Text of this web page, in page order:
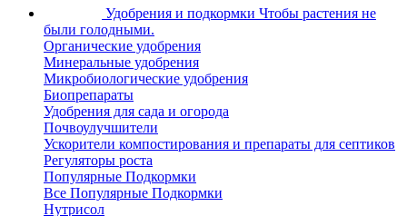
Удобрения и подкормки Чтобы растения не
были голодными.
Органические удобрения
Минеральные удобрения
Микробиологические удобрения
Биопрепараты
Удобрения для сада и огорода
Почвоулучшители
Ускорители компостирования и препараты для септиков
Регуляторы роста
Популярные Подкормки
Все Популярные Подкормки
Нутрисол